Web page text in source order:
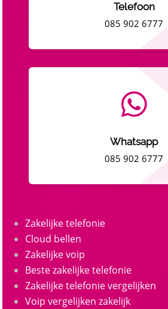
Telefoon
085 902 6777

Whatsapp
085 902 6777
Zakelijke telefonie
Cloud bellen
Zakelijke voip
Beste zakelijke telefonie
Zakelijke telefonie vergelijken
Voip vergelijken zakelijk